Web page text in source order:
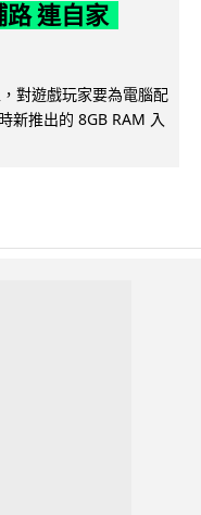
連自家
對遊戲玩家要為電腦配
新推出的 8GB RAM 入